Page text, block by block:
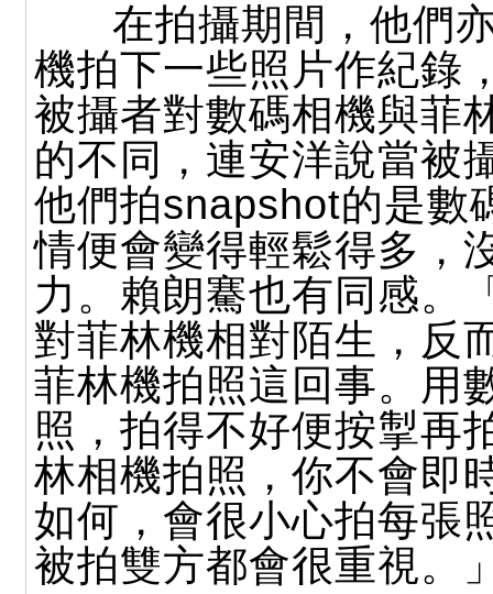
在拍攝期間，他們
機拍下一些照片作紀錄
被攝者對數碼相機與菲
的不同，連安洋說當被
他們拍snapshot的是數
情便會變得輕鬆得多，
力。賴朗騫也有同感。
對菲林機相對陌生，反
菲林機拍照這回事。用
照，拍得不好便按掣再
林相機拍照，你不會即
如何，會很小心拍每張
被拍雙方都會很重視。